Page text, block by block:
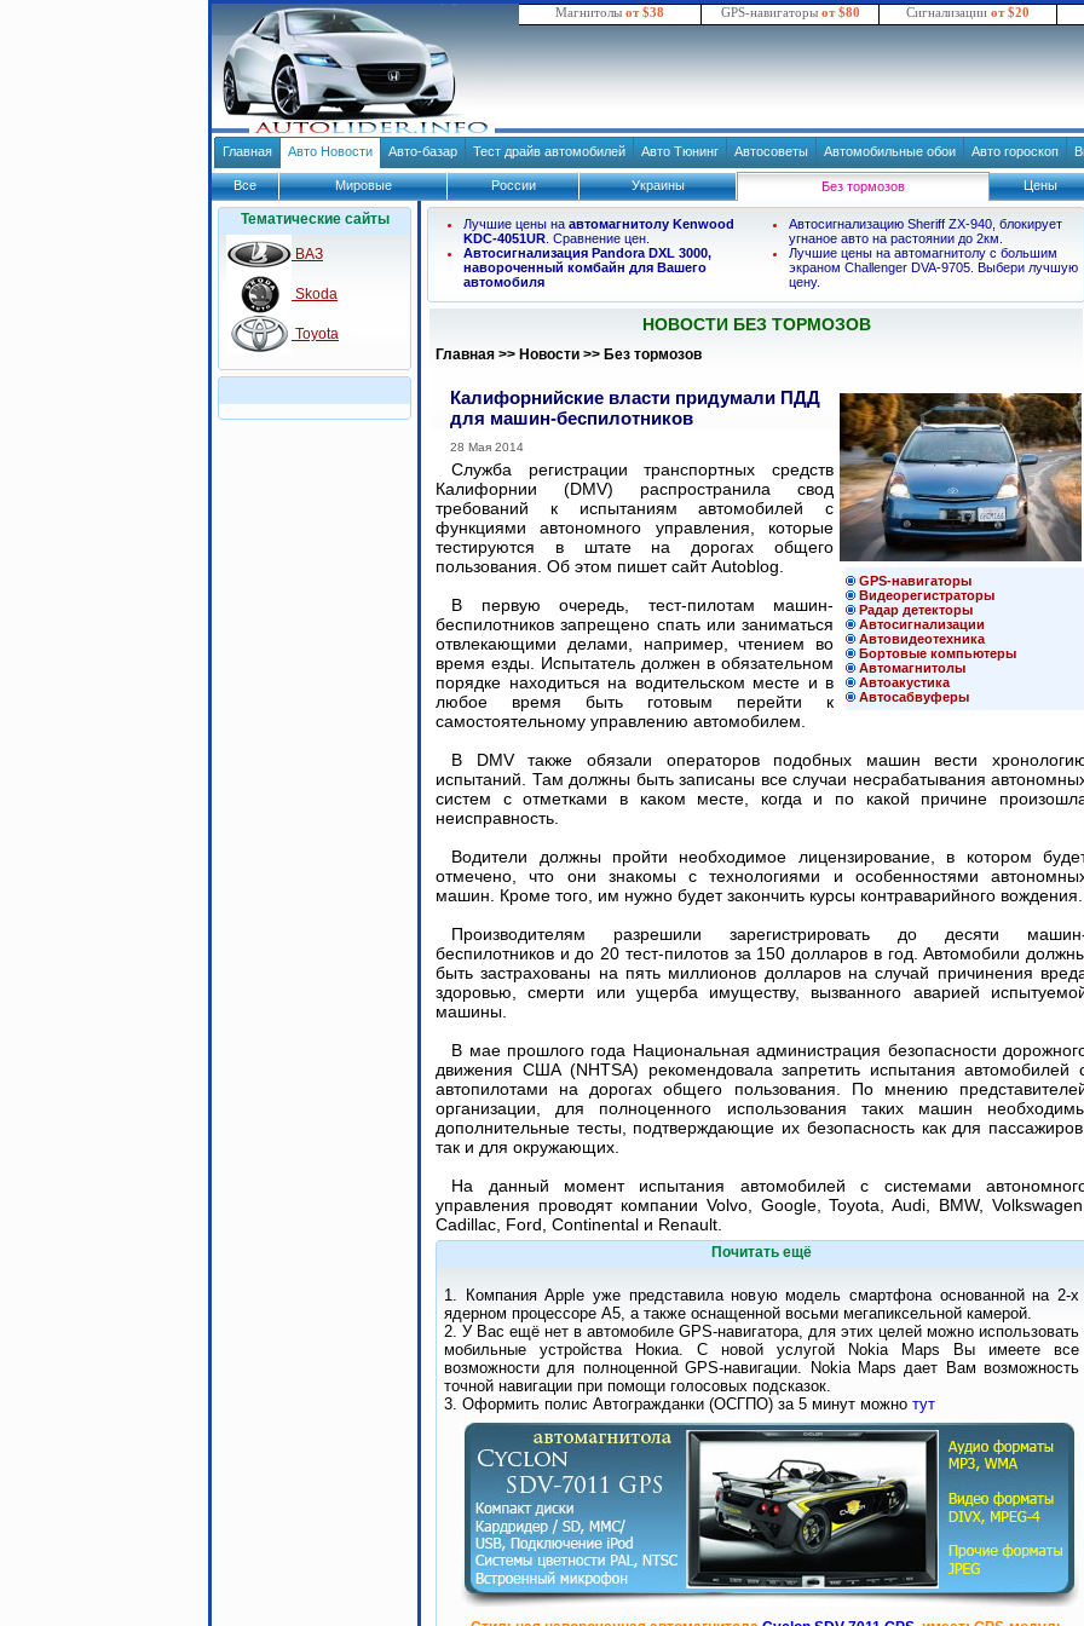
Магнитолы от $38 GPS-навигаторы от $80 Сигнализации от $20
Главная Авто Новости Авто-базар Тест драйв автомобилей Авто Тюнинг Автосоветы Автомобильные обои Авто гороскоп
Все Мировые России Украины Без тормозов Цены
Тематические сайты
ВАЗ
Skoda
Toyota
Лучшие цены на автомагнитолу Kenwood
KDC-4051UR . Сравнение цен.
Автосигнализация Pandora DXL 3000,
навороченный комбайн для Вашего
автомобиля
Автосигнализацию Sheriff ZX-940, блокирует
угнаное авто на растоянии до 2км.
Лучшие цены на автомагнитолу с большим
экраном Challenger DVA-9705. Выбери лучшую
цену.
НОВОСТИ БЕЗ ТОРМОЗОВ
Главная >> Новости >> Без тормозов
GPS-навигаторы
Видеорегистраторы
Радар детекторы
Автосигнализации
Автовидеотехника
Бортовые компьютеры
Автомагнитолы
Автоакустика
Автосабвуферы
Калифорнийские власти придумали ПДД
для машин-беспилотников
28 Мая 2014
Служба регистрации транспортных средств
Калифорнии (DMV) распространила свод
требований к испытаниям автомобилей с
функциями автономного управления, которые
тестируются в штате на дорогах общего
пользования. Об этом пишет сайт Autoblog.
В первую очередь, тест-пилотам машин-
беспилотников запрещено спать или заниматься
отвлекающими делами, например, чтением во
время езды. Испытатель должен в обязательном
порядке находиться на водительском месте и в
любое время быть готовым перейти к
самостоятельному управлению автомобилем.
В DMV также обязали операторов подобных машин вести
испытаний. Там должны быть записаны все случаи несрабатывания
систем с отметками в каком месте, когда и по какой причине
неисправность.
Водители должны пройти необходимое лицензирование, в котором
отмечено, что они знакомы с технологиями и особенностями
машин. Кроме того, им нужно будет закончить курсы контраварийного вождения.
Производителям разрешили зарегистрировать до десяти
беспилотников и до 20 тест-пилотов за 150 долларов в год. Автомобили
быть застрахованы на пять миллионов долларов на случай причинения
здоровью, смерти или ущерба имуществу, вызванного аварией
машины.
В мае прошлого года Национальная администрация безопасности
движения США (NHTSA) рекомендовала запретить испытания автомобилей
автопилотами на дорогах общего пользования. По мнению
организации, для полноценного использования таких машин
дополнительные тесты, подтверждающие их безопасность как для пассажиров,
так и для окружающих.
На данный момент испытания автомобилей с системами
управления проводят компании Volvo, Google, Toyota, Audi, BMW, Volkswagen,
Cadillac, Ford, Continental и Renault.
Почитать ещё
1. Компания Apple уже представила новую модель смартфона основанной на 2-х
ядерном процессоре А5, а также оснащенной восьми мегапиксельной камерой.
2. У Вас ещё нет в автомобиле GPS-навигатора, для этих целей можно использовать
мобильные устройства Нокиа. С новой услугой Nokia Maps Вы имеете все
возможности для полноценной GPS-навигации. Nokia Maps дает Вам возможность
точной навигации при помощи голосовых подсказок.
3. Оформить полис Автогражданки (ОСГПО) за 5 минут можно тут